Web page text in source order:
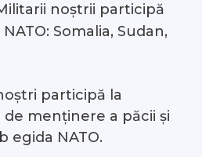
noștrii participă
Somalia, Sudan,
participă la
menținere a păcii și
egida NATO.